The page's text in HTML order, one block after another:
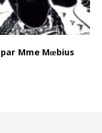
par Mme Mœbius